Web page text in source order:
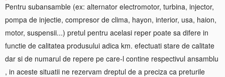
Pentru subansamble (ex: alternator electromotor, turbina, injector,
pompa de injectie, compresor de clima, hayon, interior, usa, haion,
motor, suspensii...) pretul pentru acelasi reper poate sa difere in
functie de calitatea produsului adica km. efectuati stare de calitate
dar si de numarul de repere pe care-l contine respectivul ansamblu
, in aceste situatii ne rezervam dreptul de a preciza ca preturile